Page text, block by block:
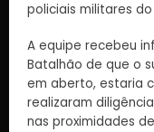
policiais militares do
A equipe recebeu
Batalhão de que o
em aberto, estaria
realizaram
nas proximidades